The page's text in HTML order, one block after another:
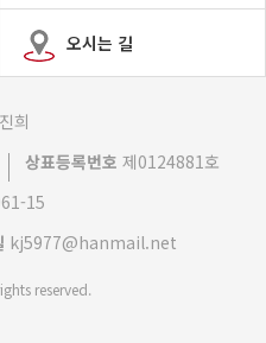
오시는 길
희
상표등록번호 제0124881호
15
kj5977@hanmail.net
reserved.